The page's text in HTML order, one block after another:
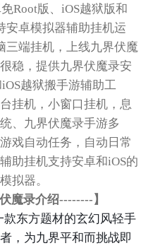
Root版、iOS越狱版和
安卓模拟器辅助挂机运
三端挂机，上线九界伏魔
稳，提供九界伏魔录安
iOS越狱搬手游辅助工
挂机，小窗口挂机，息
、九界伏魔录手游多
戏自动任务，自动日常
助挂机支持安卓和iOS的
拟器。
魔录介绍--------】
款东方题材的玄幻风轻手
，为九界平和而挑战即